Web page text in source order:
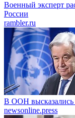
Военный эксперт
России
rambler.ru
В ООН высказались
newsonline.press